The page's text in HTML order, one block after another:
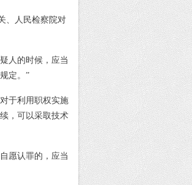
、人民检察院对
人的时候，应当
定。”
于利用职权实施
，可以采取技术
愿认罪的，应当